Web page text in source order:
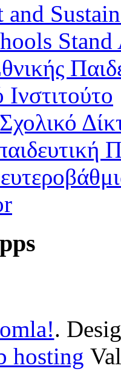
and
.
hosting